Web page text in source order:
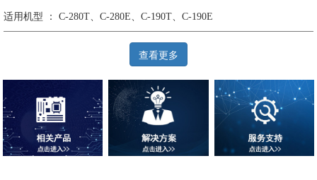
适用机型 ： C-280T、C-280E、C-190T、C-190E
查看更多